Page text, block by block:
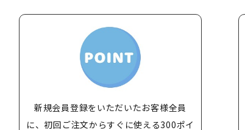
新規会員登録をいただいたお客様全員
に、初回ご注文からすぐに使える300ポイ